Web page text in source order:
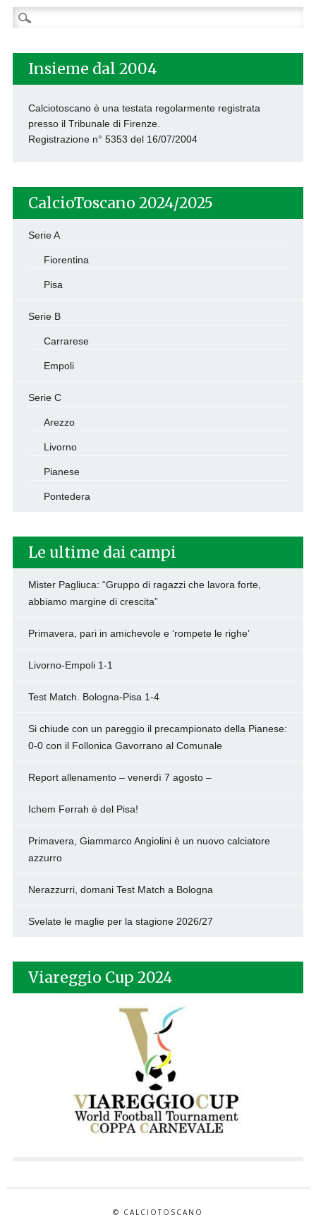
Ricerca
per:
Insieme dal 2004
Calciotoscano è una testata regolarmente registrata
presso il Tribunale di Firenze.
Registrazione n° 5353 del 16/07/2004
CalcioToscano 2024/2025
Serie A
Fiorentina
Pisa
Serie B
Carrarese
Empoli
Serie C
Arezzo
Livorno
Pianese
Pontedera
Le ultime dai campi
Mister Pagliuca: “Gruppo di ragazzi che lavora forte,
abbiamo margine di crescita”
Primavera, pari in amichevole e ‘rompete le righe’
Livorno-Empoli 1-1
Test Match. Bologna-Pisa 1-4
Si chiude con un pareggio il precampionato della Pianese:
0-0 con il Follonica Gavorrano al Comunale
Report allenamento – venerdì 7 agosto –
Ichem Ferrah è del Pisa!
Primavera, Giammarco Angiolini è un nuovo calciatore
azzurro
Nerazzurri, domani Test Match a Bologna
Svelate le maglie per la stagione 2026/27
Viareggio Cup 2024
© CALCIOTOSCANO